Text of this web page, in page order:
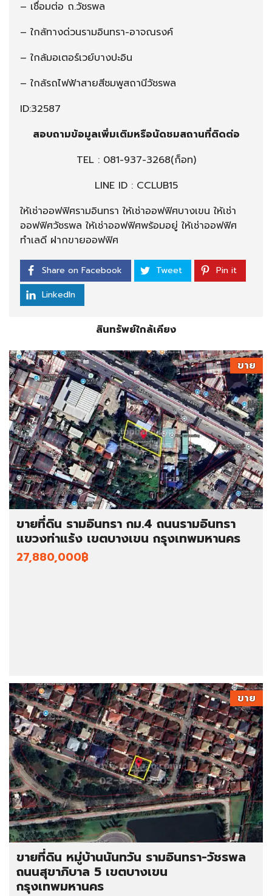
– เชื่อมต่อ ถ.วัชรพล
– ใกล้ทางด่วนรามอินทรา-อาจณรงค์
– ใกล้มอเตอร์เวย์บางปะอิน
– ใกล้รถไฟฟ้าสายสีชมพูสถานีวัชรพล
ID:32587
สอบถามข้อมูลเพิ่มเติมหรือนัดชมสถานที่ติดต่อ
TEL : 081-937-3268(ก็อท)
LINE ID : CCLUB15
ให้เช่าออฟฟิศรามอินทรา ให้เช่าออฟฟิศบางเขน ให้เช่า
ออฟฟิศวัชรพล ให้เช่าออฟฟิศพร้อมอยู่ ให้เช่าออฟฟิศ
ทำเลดี ฝากขายออฟฟิศ
Share on Facebook Tweet
Pin it
LinkedIn
สินทรัพย์ใกล้เคียง
ขาย
ขายที่ดิน รามอินทรา กม.4 ถนนรามอินทรา
แขวงท่าแร้ง เขตบางเขน กรุงเทพมหานคร
27,880,000฿
ขาย
ขายที่ดิน หมู่บ้านนันทวัน รามอินทรา-วัชรพล
ถนนสุขาภิบาล 5 เขตบางเขน
กรุงเทพมหานคร